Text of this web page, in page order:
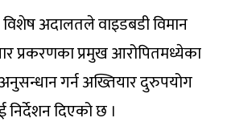
विशेष अदालतले वाइडबडी विमान
प्रकरणका प्रमुख आरोपितमध्येका
गर्न अख्तियार दुरुपयोग
दिएको छ ।